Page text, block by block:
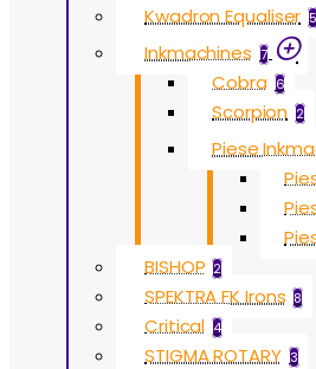
Kwadron Equaliser
Inkmachines 7
Cobra 6
Scorpion 2
Piese
BISHOP 2
SPEKTRA FK Irons 8
Critical 4
STIGMA ROTARY 3